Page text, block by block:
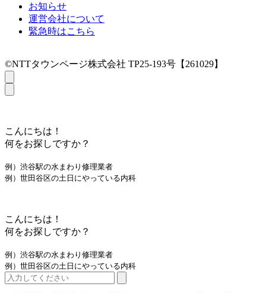
お知らせ
運営会社について
緊急時はこちら
©NTTタウンページ株式会社 TP25-193号【261029】
こんにちは！
何をお探しですか？
例）渋谷駅の水まわり修理業者
例）世田谷区の土日にやっている内科
こんにちは！
何をお探しですか？
例）渋谷駅の水まわり修理業者
例）世田谷区の土日にやっている内科